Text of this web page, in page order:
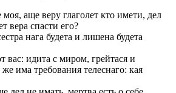
моя, аще вeру глаголет кто имeти, дeл
вeра спасти его?
нага будета и лишена будета
вас: идита с миром, грeйтася и
има требования тeлеснаго: кая